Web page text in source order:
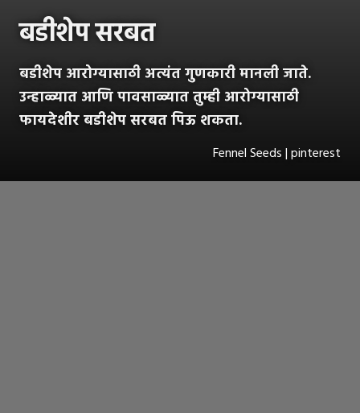
बडीशेप सरबत
बडीशेप आरोग्यासाठी अत्यंत गुणकारी मानली जाते.
उन्हाळ्यात आणि पावसाळ्यात तुम्ही आरोग्यासाठी
फायदेशीर बडीशेप सरबत पिऊ शकता.
Fennel Seeds | pinterest